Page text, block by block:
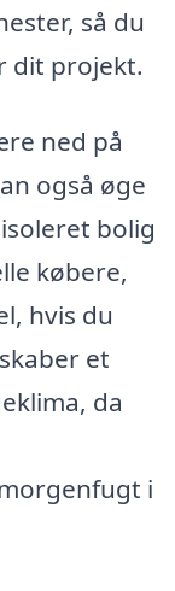
så du
dit projekt.
ned på
også øge
bolig
købere,
hvis du
et
da
i